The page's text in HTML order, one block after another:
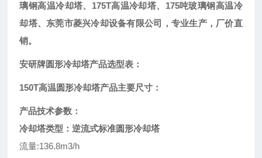
璃钢高温冷却塔、175T高温冷却塔、175吨玻璃钢高温冷
却塔、东莞市菱兴冷却设备有限公司，专业生产，厂价直
销。
安研牌圆形冷却塔产品选型表：
150T高温圆形冷却塔产品主要尺寸：
产品技术参数：
冷却塔类型：逆流式标准圆形冷却塔
流量:136.8m3/h